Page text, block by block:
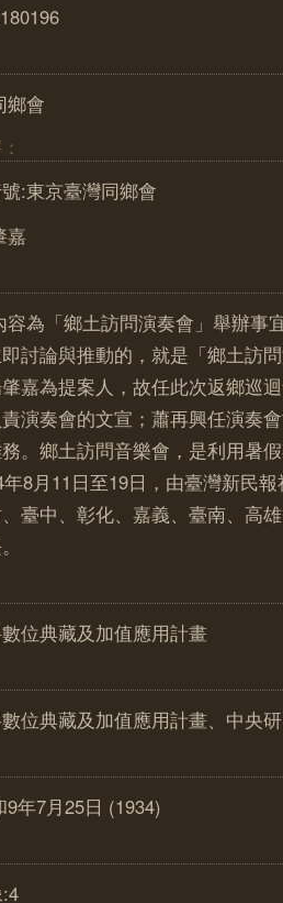
鄉會
:東京臺灣同鄉會
嘉
容為「鄉土訪問演奏會」舉辦事
討論與推動的，就是「鄉土訪
嘉為提案人，故任此次返鄉巡
演奏會的文宣；蕭再興任演奏
。鄉土訪問音樂會，是利用暑
8月11日至19日，由臺灣新民
臺中、彰化、嘉義、臺南、高
位典藏及加值應用計畫
位典藏及加值應用計畫、中央
年7月25日 (1934)